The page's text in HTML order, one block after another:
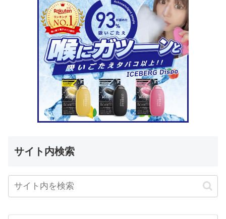
サイト内検索